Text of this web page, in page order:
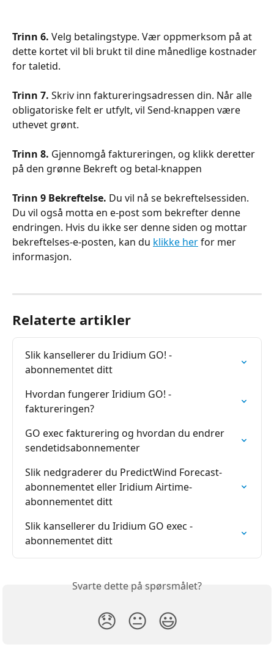
Trinn 6. Velg betalingstype. Vær oppmerksom på at
dette kortet vil bli brukt til dine månedlige kostnader
for taletid.
Trinn 7. Skriv inn faktureringsadressen din. Når alle
obligatoriske felt er utfylt, vil Send-knappen være
uthevet grønt.
Trinn 8. Gjennomgå faktureringen, og klikk deretter
på den grønne Bekreft og betal-knappen
Trinn 9 Bekreftelse. Du vil nå se bekreftelsessiden.
Du vil også motta en e-post som bekrefter denne
endringen. Hvis du ikke ser denne siden og mottar
bekreftelses-e-posten, kan du klikke her for mer
informasjon.
Relaterte artikler
Slik kansellerer du Iridium GO! -
abonnementet ditt
Hvordan fungerer Iridium GO! -
faktureringen?
GO exec fakturering og hvordan du endrer
sendetidsabonnementer
Slik nedgraderer du PredictWind Forecast-
abonnementet eller Iridium Airtime-
abonnementet ditt
Slik kansellerer du Iridium GO exec -
abonnementet ditt
Svarte dette på spørsmålet?
😞 😐 😃